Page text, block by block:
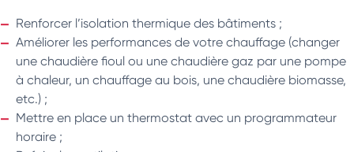
Renforcer l’isolation thermique des bâtiments ;
Améliorer les performances de votre chauffage (changer
une chaudière fioul ou une chaudière gaz par une pompe
à chaleur, un chauffage au bois, une chaudière biomasse,
etc.) ;
Mettre en place un thermostat avec un programmateur
horaire ;